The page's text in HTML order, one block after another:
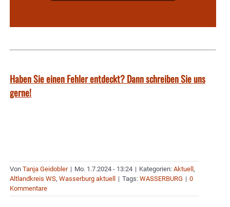
Haben Sie einen Fehler entdeckt? Dann schreiben Sie uns
gerne!
Von Tanja Geidobler | Mo. 1.7.2024 - 13:24 | Kategorien: Aktuell ,
Altlandkreis WS, Wasserburg aktuell | Tags: WASSERBURG | 0
Kommentare